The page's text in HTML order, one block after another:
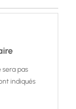
sera pas
indiqués